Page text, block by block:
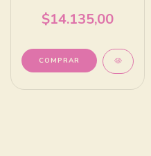
$14.135,00